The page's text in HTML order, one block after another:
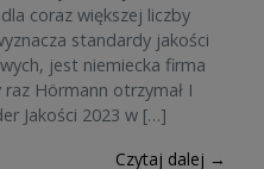
coraz większej liczby
standardy jakości
jest niemiecka firma
Hörmann otrzymał I
Jakości 2023 w […]
Czytaj dalej →